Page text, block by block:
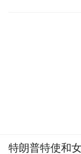
特朗普特使和